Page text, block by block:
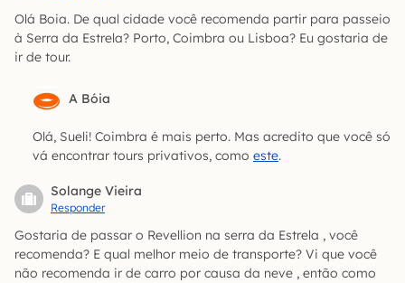
Olá Boia. De qual cidade você recomenda partir para passeio
à Serra da Estrela? Porto, Coimbra ou Lisboa? Eu gostaria de
ir de tour.
A Bóia
Olá, Sueli! Coimbra é mais perto. Mas acredito que você só
vá encontrar tours privativos, como este.
Solange Vieira
Responder
Gostaria de passar o Revellion na serra da Estrela , você
recomenda? E qual melhor meio de transporte? Vi que você
não recomenda ir de carro por causa da neve , então como